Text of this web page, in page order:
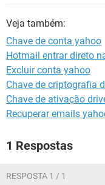
Veja também:
Chave de conta yahoo
Hotmail entrar direto
Excluir conta yahoo
Chave de criptografia
Chave de ativação
Recuperar emails
1 Respostas
RESPOSTA 1 / 1